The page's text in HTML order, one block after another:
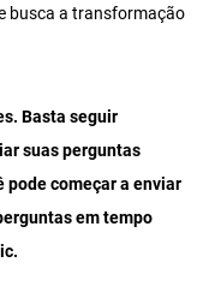
busca a transformação
Basta seguir
suas perguntas
pode começar a enviar
em tempo